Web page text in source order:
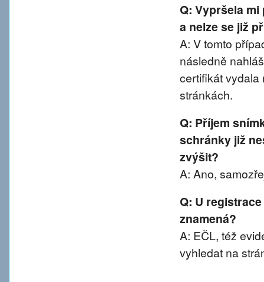
Q: Vypršela
a nelze se již
A: V tomto
následně
certifikát vydala
stránkách.
Q: Příjem
schránky již
zvýšit?
A: Ano,
Q: U
znamená?
A: EČL, též
vyhledat na